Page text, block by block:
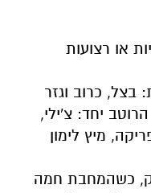
או רצועות
בצל, כרוב וגזר
יחד: צ'ילי,
מיץ לימון
כשהמחבת חמה